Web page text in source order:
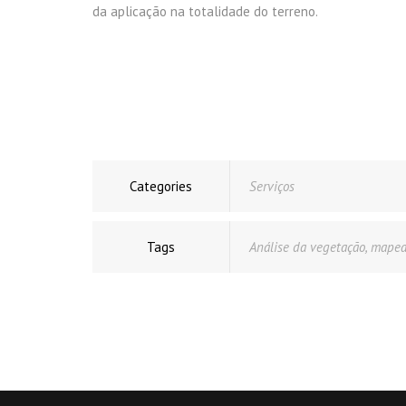
da aplicação na totalidade do terreno.
Categories Serviços
Tags Análise da vegetação,